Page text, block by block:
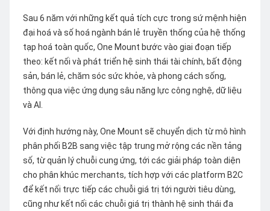
Sau 6 năm với những kết quả tích cực trong sứ mệnh hiện
đại hoá và số hoá ngành bán lẻ truyền thống của hệ thống
tạp hoá toàn quốc, One Mount bước vào giai đoạn tiếp
theo: kết nối và phát triển hệ sinh thái tài chính, bất động
sản, bán lẻ, chăm sóc sức khỏe, và phong cách sống,
thông qua việc ứng dụng sâu năng lực công nghệ, dữ liệu
và AI.
Với định hướng này, One Mount sẽ chuyển dịch từ mô hình
phân phối B2B sang việc tập trung mở rộng các nền tảng
số, từ quản lý chuỗi cung ứng, tới các giải pháp toàn diện
cho phân khúc merchants, tích hợp với các platform B2C
để kết nối trực tiếp các chuỗi giá trị tới người tiêu dùng,
cũng như kết nối các chuỗi giá trị thành hệ sinh thái đa